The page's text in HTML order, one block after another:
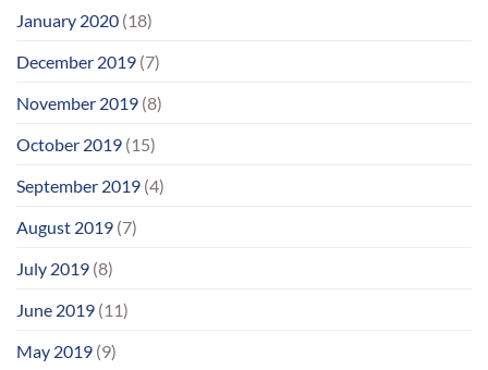
January 2020 (18)
December 2019 (7)
November 2019 (8)
October 2019 (15)
September 2019 (4)
August 2019 (7)
July 2019 (8)
June 2019 (11)
May 2019 (9)